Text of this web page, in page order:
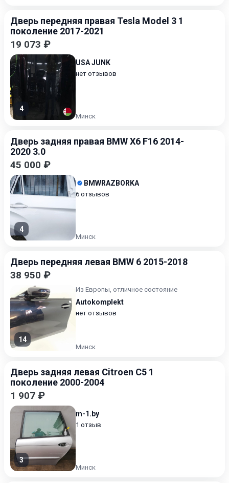
Дверь передняя правая Tesla Model 3 1
поколение 2017-2021
19 073 ₽
4
USA JUNK
нет отзывов
Минск
Дверь задняя правая BMW X6 F16 2014-
2020 3.0
45 000 ₽
4
BMWRAZBORKA
6 отзывов
Минск
Дверь передняя левая BMW 6 2015-2018
38 950 ₽
14
Из Европы, отличное состояние
Autokomplekt
нет отзывов
Минск
Дверь задняя левая Citroen C5 1
поколение 2000-2004
1 907 ₽
3
m-1.by
1 отзыв
Минск